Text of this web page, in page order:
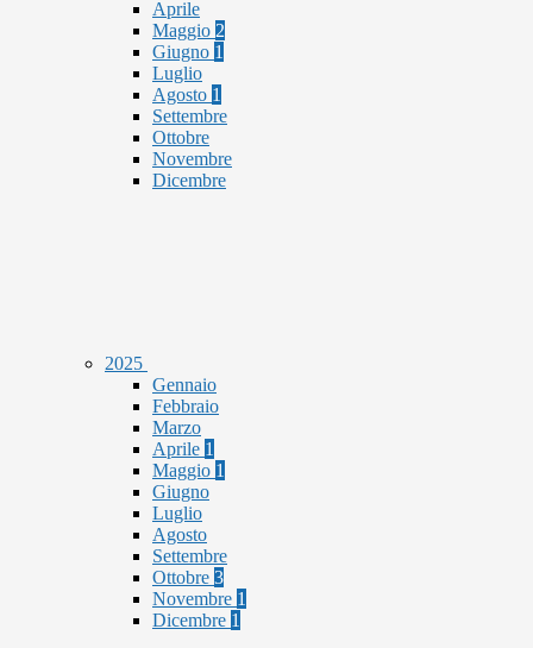
Aprile
Maggio 2
Giugno 1
Luglio
Agosto 1
Settembre
Ottobre
Novembre
Dicembre
2025
Gennaio
Febbraio
Marzo
Aprile 1
Maggio 1
Giugno
Luglio
Agosto
Settembre
Ottobre 3
Novembre 1
Dicembre 1